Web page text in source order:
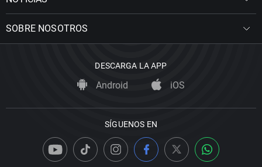
SOBRE NOSOTROS
DESCARGA LA APP
Android iOS
SÍGUENOS EN